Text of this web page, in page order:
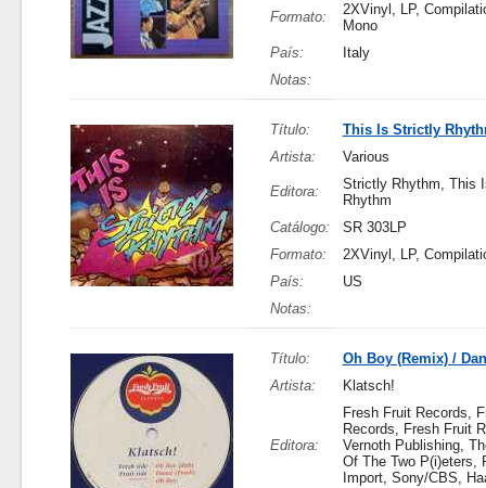
Formato:
2XVinyl, LP,
Mono
País:
Italy
Notas:
Título:
This Is Strictly
Artista:
Various
Editora:
Strictly Rhythm, This
Rhythm
Catálogo:
SR 303LP
Formato:
2XVinyl, LP,
País:
US
Notas:
Título:
Oh Boy (Remix) /
Artista:
Klatsch!
Editora:
Fresh Fruit Records,
Records, Fresh Fruit
Vernoth Publishing,
Of The Two P(i)eters,
Import, Sony/CBS,